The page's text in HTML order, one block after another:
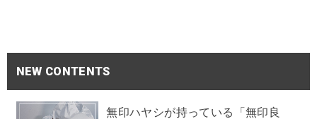
NEW CONTENTS
無印ハヤシが持っている「無印良